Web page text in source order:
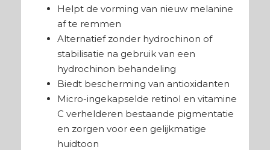
Helpt de vorming van nieuw melanine
af te remmen
Alternatief zonder hydrochinon of
stabilisatie na gebruik van een
hydrochinon behandeling
Biedt bescherming van antioxidanten
Micro-ingekapselde retinol en vitamine
C verhelderen bestaande pigmentatie
en zorgen voor een gelijkmatige
huidtoon